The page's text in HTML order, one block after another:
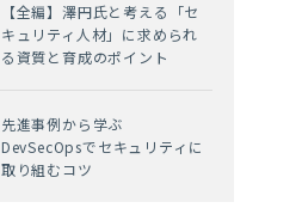
【全編】澤円氏と考える「セ
キュリティ人材」に求められ
る資質と育成のポイント
先進事例から学ぶ
DevSecOpsでセキュリティに
取り組むコツ